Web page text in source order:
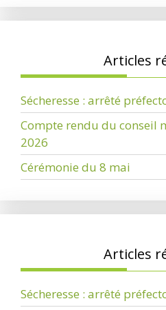
Articles
Sécheresse : arrêté
Compte rendu du conseil
2026
Cérémonie du 8 mai
Articles
Sécheresse : arrêté